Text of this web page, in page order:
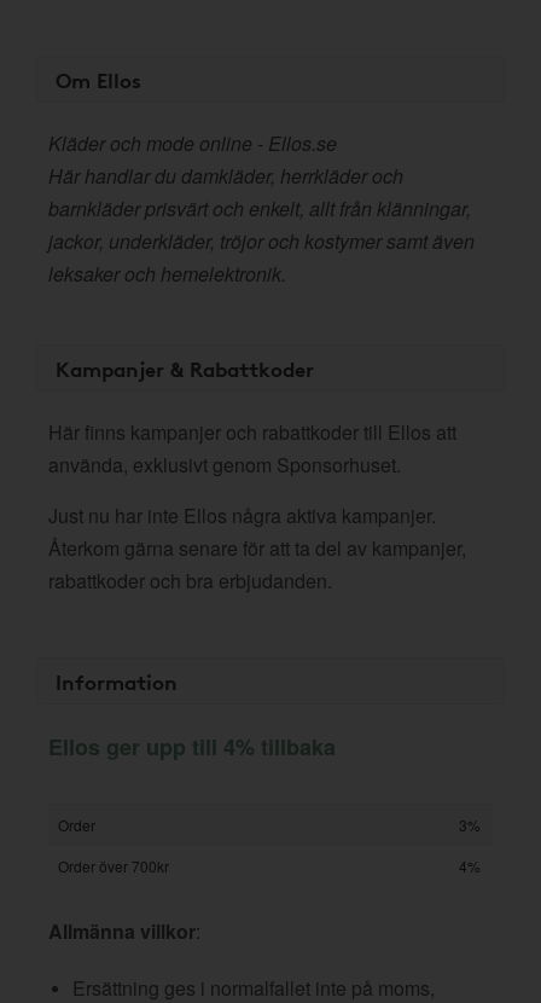
Om Ellos
Kläder och mode online - Ellos.se
Här handlar du damkläder, herrkläder och
barnkläder prisvärt och enkelt, allt från klänningar,
jackor, underkläder, tröjor och kostymer samt även
leksaker och hemelektronik.
Kampanjer & Rabattkoder
Här finns kampanjer och rabattkoder till Ellos att
använda, exklusivt genom Sponsorhuset.
Just nu har inte Ellos några aktiva kampanjer.
Återkom gärna senare för att ta del av kampanjer,
rabattkoder och bra erbjudanden.
Information
Ellos ger upp till 4% tillbaka
Order
3%
Order över 700kr
4%
Allmänna villkor:
Ersättning ges i normalfallet inte på moms,